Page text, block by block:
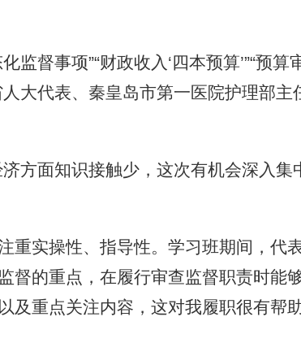
督事项”“财政收入‘四本预算’”“预算
大代表、秦皇岛市第一医院护理部主
面知识接触少，这次有机会深入集
实操性、指导性。学习班期间，代
督的重点，在履行审查监督职责时能
重点关注内容，这对我履职很有帮助